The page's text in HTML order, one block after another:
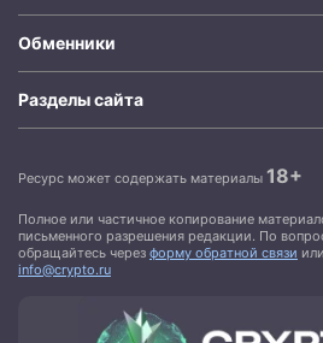
Обменники
Разделы сайта
Ресурс может содержать материалы 18+
Полное или частичное копирование
письменного разрешения редакции. По
обращайтесь через форму обратной связи
info@crypto.ru